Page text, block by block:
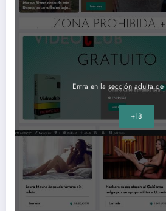
Entra en la sección adulta de
+18